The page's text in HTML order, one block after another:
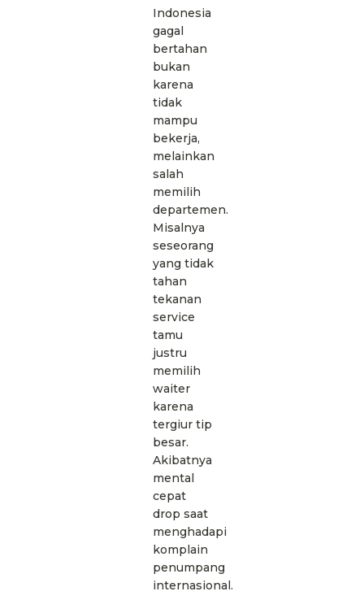
Indonesia
gagal
bertahan
bukan
karena
tidak
mampu
bekerja,
melainkan
salah
memilih
departemen.
Misalnya
seseorang
yang tidak
tahan
tekanan
service
tamu
justru
memilih
waiter
karena
tergiur tip
besar.
Akibatnya
mental
cepat
drop saat
menghadapi
komplain
penumpang
internasional.